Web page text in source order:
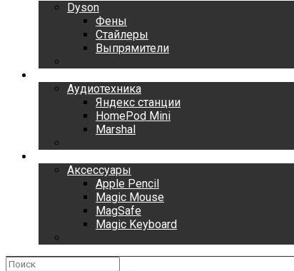
Dyson
Фены
Стайлеры
Выпрямители
Аудиотехника
Яндекс станции
HomePod Mini
Marshal
Аксессуары
Apple Pencil
Magic Mouse
MagSafe
Magic Keyboard